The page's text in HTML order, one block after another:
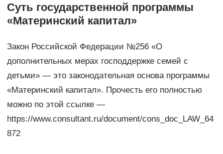
Суть государственной программы
«Материнский капитал»
Закон Российской Федерации №256 «О
дополнительных мерах господдержке семей с
детьми» — это законодательная основа программы
«Материнский капитал». Прочесть его полностью
можно по этой ссылке —
https://www.consultant.ru/document/cons_doc_LAW_64
872